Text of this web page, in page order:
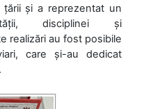
țării și a reprezentat un
disciplinei și
realizări au fost posibile
care și-au dedicat